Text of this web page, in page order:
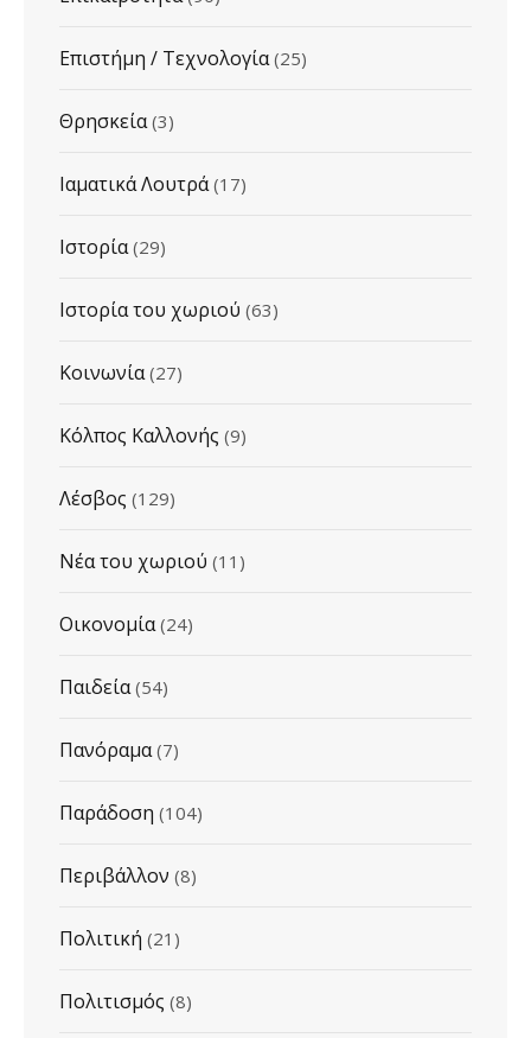
Επιστήμη / Τεχνολογία (25)
Θρησκεία (3)
Ιαματικά Λουτρά (17)
Ιστορία (29)
Ιστορία του χωριού (63)
Κοινωνία (27)
Κόλπος Καλλονής (9)
Λέσβος (129)
Νέα του χωριού (11)
Οικονομία (24)
Παιδεία (54)
Πανόραμα (7)
Παράδοση (104)
Περιβάλλον (8)
Πολιτική (21)
Πολιτισμός (8)